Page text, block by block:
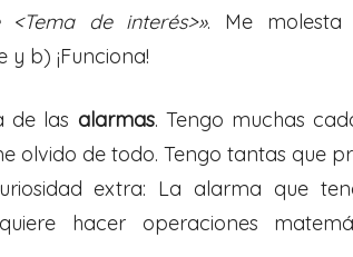
<Tema de interés>». Me
b) ¡Funciona!
de las alarmas. Tengo muchas
olvido de todo. Tengo tantas que
extra: La alarma que
hacer operaciones